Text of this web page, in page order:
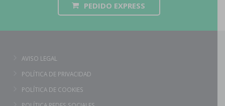
PEDIDO EXPRESS
AVISO LEGAL
POLÍTICA DE PRIVACIDAD
POLÍTICA DE COOKIES